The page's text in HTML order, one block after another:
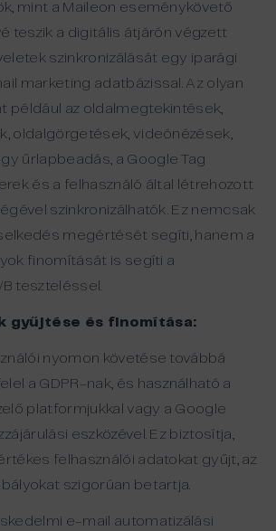
mint a Maileon eseménykövető
teszik a digitális átjárón végzett
szinkronizálását egy iparági
marketing adatbázissal. Az olyan
például az oldalmegtekintések,
oldalgörgetések, videónézések,
űrlapbeadás, a Google Tag
és a felhasználó által létrehozott
szinkronizálhatók. Ez nemcsak
megértését segíti, hanem a
finomítását is segíti a
teszteléssel.
gyűjtése és finomítása:
nyomon követése továbbá
a GDPR-nak, és használható a
platformjukkal vagy a Google
eszközével. Ez biztosítja,
felhasználói adatokat gyűjt, az
szigorúan betartja.
e-mail automatizálási